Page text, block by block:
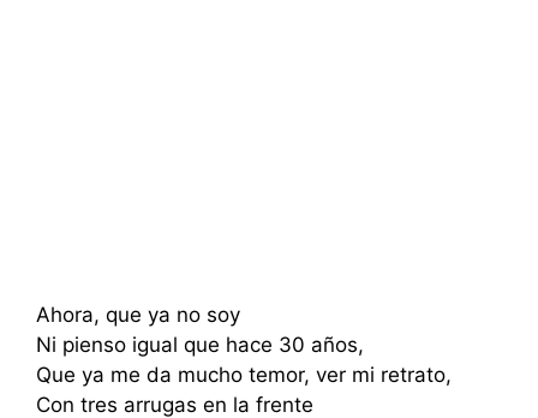
Ahora, que ya no soy
Ni pienso igual que hace 30 años,
Que ya me da mucho temor, ver mi retrato,
Con tres arrugas en la frente